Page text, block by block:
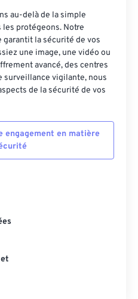
au-delà de la simple
protégeons. Notre
la sécurité de vos
une image, une vidéo ou
avancé, des centres
surveillance vigilante, nous
de la sécurité de vos
engagement en matière